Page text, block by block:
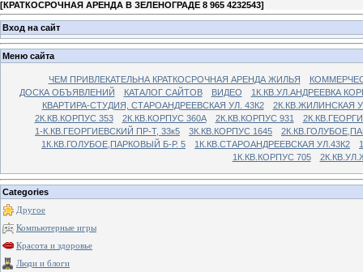
[КРАТКОСРОЧНАЯ АРЕНДА В ЗЕЛЕНОГРАДЕ 8 965 4232543]
Вход на сайт
Меню сайта
ЧЕМ ПРИВЛЕКАТЕЛЬНА КРАТКОСРОЧНАЯ АРЕНДА ЖИЛЬЯ
ДОСКА ОБЪЯВЛЕНИЙ
КАТАЛОГ САЙТОВ ВИДЕО
1К.КВ.УЛ.АНДРЕЕВКА
КВАРТИРА-СТУДИЯ, СТАРОАНДРЕЕВСКАЯ УЛ. 43К2
2К.КВ.ЖИЛИНСКАЯ
2К.КВ.КОРПУС 353
2К.КВ.КОРПУС 360А 2К.КВ.КОРПУС 931
1-К.КВ.ГЕОРГИЕВСКИЙ ПР-Т, 33к5
3К.КВ.КОРПУС 1645
1К.КВ.ГОЛУБОЕ,ПАРКОВЫЙ Б-Р. 5
1К.КВ.СТАРОАНДРЕЕВСКАЯ УЛ.43К2
1К.КВ.КОРПУС 705
Categories
Другое
Компьютерные игры
Красота и здоровье
Люди и блоги